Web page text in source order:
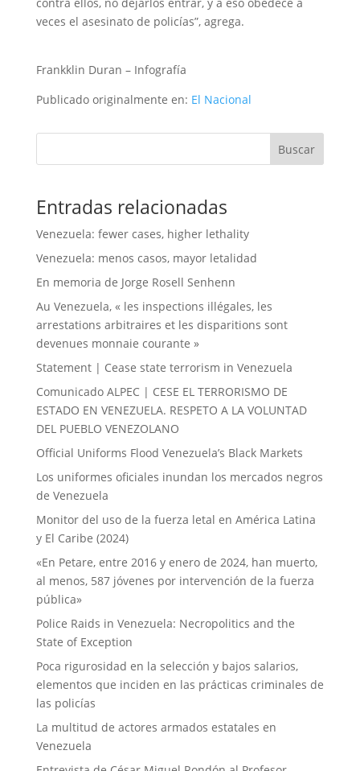
veces el asesinato de policías”, agrega.
Frankklin Duran – Infografía
Publicado originalmente en: El Nacional
Buscar
Entradas relacionadas
Venezuela: fewer cases, higher lethality
Venezuela: menos casos, mayor letalidad
En memoria de Jorge Rosell Senhenn
Au Venezuela, « les inspections illégales, les
arrestations arbitraires et les disparitions sont
devenues monnaie courante »
Statement | Cease state terrorism in Venezuela
Comunicado ALPEC | CESE EL TERRORISMO DE
ESTADO EN VENEZUELA. RESPETO A LA VOLUNTAD
DEL PUEBLO VENEZOLANO
Official Uniforms Flood Venezuela’s Black Markets
Los uniformes oficiales inundan los mercados negros
de Venezuela
Monitor del uso de la fuerza letal en América Latina
y El Caribe (2024)
«En Petare, entre 2016 y enero de 2024, han muerto,
al menos, 587 jóvenes por intervención de la fuerza
pública»
Police Raids in Venezuela: Necropolitics and the
State of Exception
Poca rigurosidad en la selección y bajos salarios,
elementos que inciden en las prácticas criminales de
las policías
La multitud de actores armados estatales en
Venezuela